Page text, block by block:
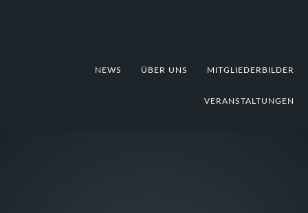
NEWS ÜBER UNS MITGLIEDERBILDER
VERANSTALTUNGEN